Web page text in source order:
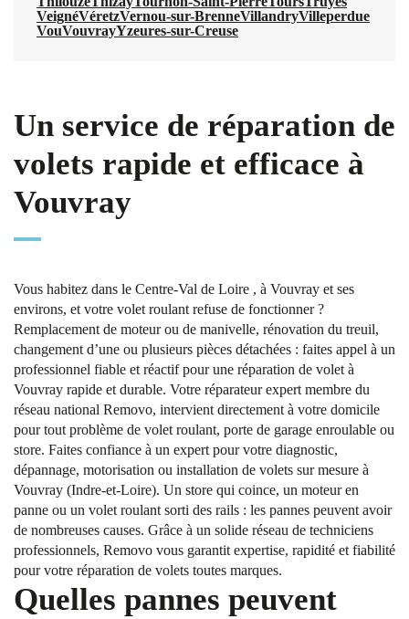
VeignéVéretzVernou-sur-BrenneVillandryVilleperdue
VouVouvrayYzeures-sur-Creuse
Un service de réparation de
volets rapide et efficace à
Vouvray
Vous habitez dans le Centre-Val de Loire , à Vouvray et ses
environs, et votre volet roulant refuse de fonctionner ?
Remplacement de moteur ou de manivelle, rénovation du treuil,
changement d’une ou plusieurs pièces détachées : faites appel à un
professionnel fiable et réactif pour une réparation de volet à
Vouvray rapide et durable. Votre réparateur expert membre du
réseau national Removo, intervient directement à votre domicile
pour tout problème de volet roulant, porte de garage enroulable ou
store. Faites confiance à un expert pour votre diagnostic,
dépannage, motorisation ou installation de volets sur mesure à
Vouvray (Indre-et-Loire). Un store qui coince, un moteur en
panne ou un volet roulant sorti des rails : les pannes peuvent avoir
de nombreuses causes. Grâce à un solide réseau de techniciens
professionnels, Removo vous garantit expertise, rapidité et fiabilité
pour votre réparation de volets toutes marques.
Quelles pannes peuvent